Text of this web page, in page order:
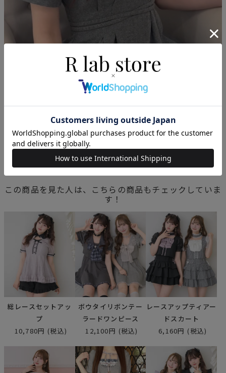
この商品を見た人は、こちらの商品もチェックしていま
す！
総レースセットアッ
プ
10,780円 (税込)
ボウタイリボンテー
ラードワンピース
12,100円 (税込)
レースアップティアー
ドスカート
6,160円 (税込)